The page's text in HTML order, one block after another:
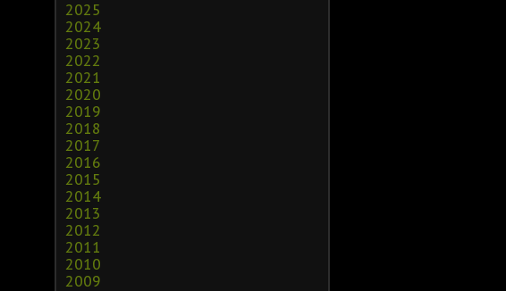
2025
2024
2023
2022
2021
2020
2019
2018
2017
2016
2015
2014
2013
2012
2011
2010
2009